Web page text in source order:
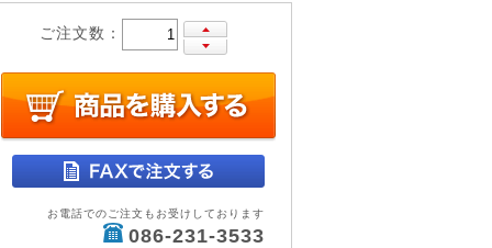
ご注文数：
お電話でのご注文もお受けしております
086-231-3533